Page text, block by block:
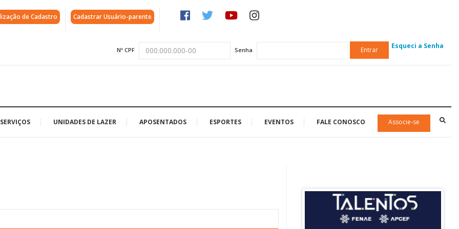
de Cadastro Cadastrar Usuário-parente
Nº CPF Senha Entrar Esqueci a Senha
SERVIÇOS UNIDADES DE LAZER APOSENTADOS ESPORTES EVENTOS FALE CONOSCO Associe-se